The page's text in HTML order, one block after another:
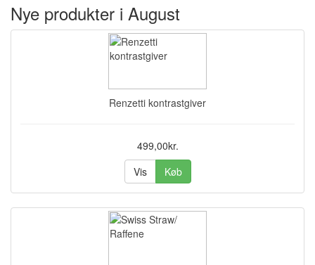
Nye produkter i August
Renzetti kontrastgiver
499,00kr.
Vis
Køb